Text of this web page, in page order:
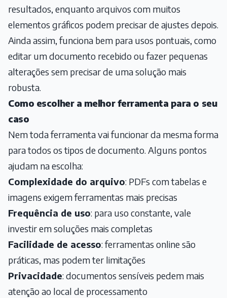
resultados, enquanto arquivos com muitos
elementos gráficos podem precisar de ajustes depois.
Ainda assim, funciona bem para usos pontuais, como
editar um documento recebido ou fazer pequenas
alterações sem precisar de uma solução mais
robusta.
Como escolher a melhor ferramenta para o seu
caso
Nem toda ferramenta vai funcionar da mesma forma
para todos os tipos de documento. Alguns pontos
ajudam na escolha:
Complexidade do arquivo: PDFs com tabelas e
imagens exigem ferramentas mais precisas
Frequência de uso: para uso constante, vale
investir em soluções mais completas
Facilidade de acesso: ferramentas online são
práticas, mas podem ter limitações
Privacidade: documentos sensíveis pedem mais
atenção ao local de processamento